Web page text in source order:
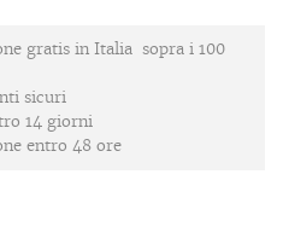
gratis in Italia sopra i 100
sicuri
14 giorni
entro 48 ore